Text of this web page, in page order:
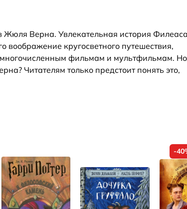
Жюля Верна. Увлекательная история
кругосветного путешествия,
фильмам и мультфильмам. Но
Читателям только предстоит понять это,
-